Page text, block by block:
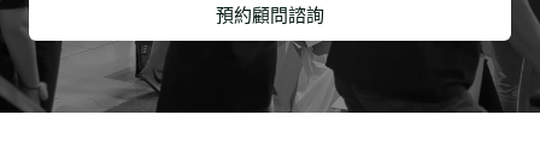
預約顧問諮詢